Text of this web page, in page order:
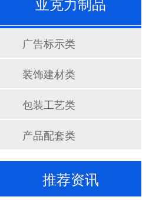
广告标示类
装饰建材类
包装工艺类
产品配套类
推荐资讯